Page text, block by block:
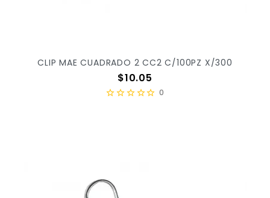
CLIP MAE CUADRADO 2 CC2 C/100PZ X/300
Precio
$10.05
0